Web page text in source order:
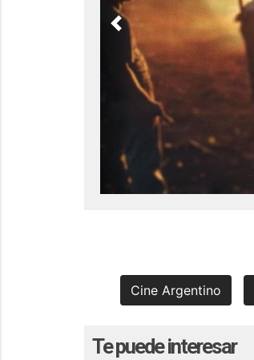
Previous
Cine Argentino
Te puede interesar